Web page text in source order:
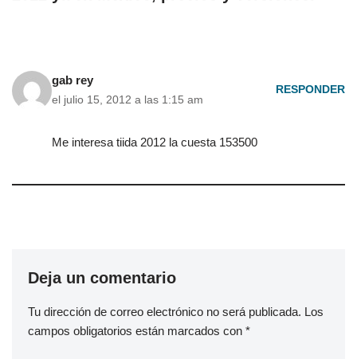
gab rey
el julio 15, 2012 a las 1:15 am
RESPONDER
Me interesa tiida 2012 la cuesta 153500
Deja un comentario
Tu dirección de correo electrónico no será publicada. Los
campos obligatorios están marcados con *